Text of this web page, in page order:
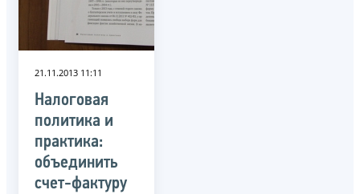
21.11.2013 11:11
Налоговая
политика и
практика:
объединить
счет-фактуру